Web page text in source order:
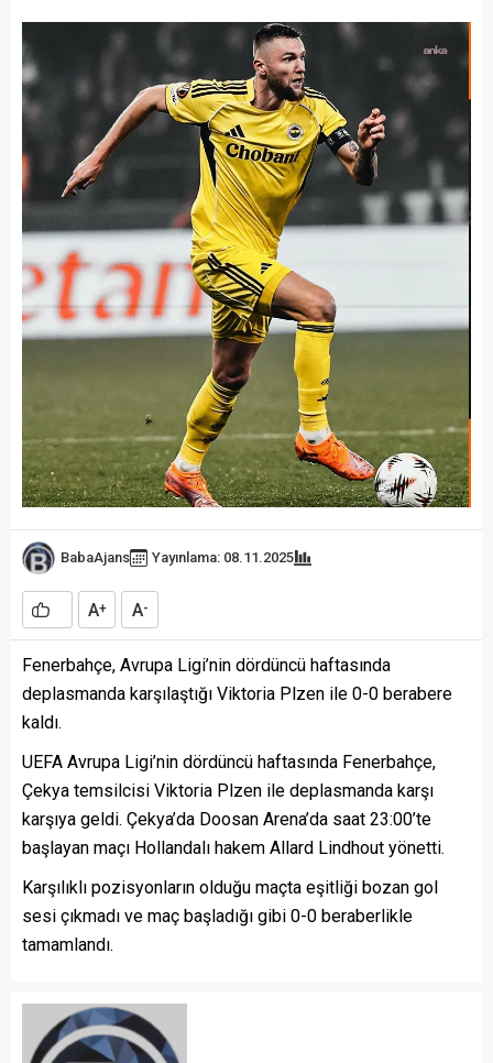
BabaAjans Yayınlama: 08.11.2025
A+ A-
Fenerbahçe, Avrupa Ligi’nin dördüncü haftasında
deplasmanda karşılaştığı Viktoria Plzen ile 0-0 berabere
kaldı.
UEFA Avrupa Ligi’nin dördüncü haftasında Fenerbahçe,
Çekya temsilcisi Viktoria Plzen ile deplasmanda karşı
karşıya geldi. Çekya’da Doosan Arena’da saat 23:00’te
başlayan maçı Hollandalı hakem Allard Lindhout yönetti.
Karşılıklı pozisyonların olduğu maçta eşitliği bozan gol
sesi çıkmadı ve maç başladığı gibi 0-0 beraberlikle
tamamlandı.